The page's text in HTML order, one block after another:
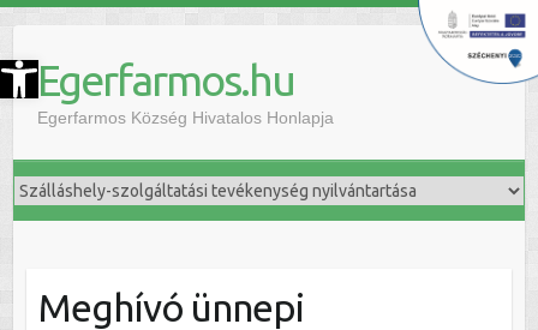
Eszköztár megnyitása Egerfarmos.hu
Egerfarmos Község Hivatalos Honlapja
Meghívó ünnepi